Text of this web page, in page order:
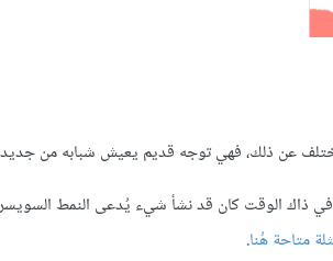
عن ذلك، فهي توجه قديم يعيش شبابه من
متاحة هُنا.